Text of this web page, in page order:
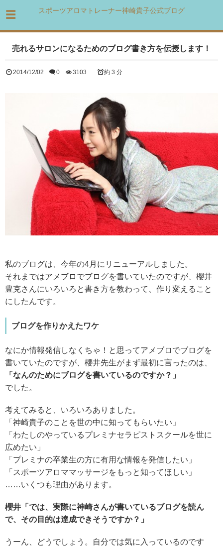
スポーツアロマトレーナー神崎貴子公式ブログ
売れるサロンになるためのブログ書き方を伝授します！
2014/12/02 0 3103 約 3 分
私のブログは、今年の4月にリニューアルしました。
それまではアメブロでブログを書いていたのですが、櫻井
豊克さんにいろいろと書き方を教わって、作り変えること
にしたんです。
ブログを作りかえたワケ
なにか情報発信しなくちゃ！と思ってアメブロでブログを
書いていたのですが、櫻井先生がまず最初に言ったのは、
「なんのためにブログを書いているのですか？」
でした。
考えてみると、いろいろありました。
「神崎貴子のことを世の中に知ってもらいたい」
「わたしのやっているプレミナセラピストスクールを世に
広めたい」
「プレミナの卒業生の方に有用な情報を発信したい」
「スポーツアロママッサージをもっと知ってほしい」
……いくつも理由があります。
櫻井「では、実際に神崎さんが書いているブログを読ん
で、その目的は達成できそうですか？」
うーん、どうでしょう。自分では気に入っているのです